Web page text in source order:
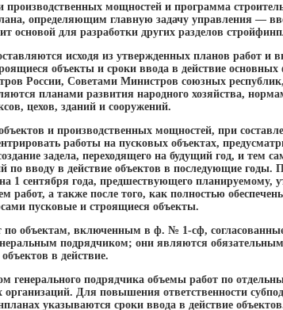
производственных мощностей и программа
определяющим главную задачу управления —
основой для разработки других разделов
исходя из утвержденных планов работ и
объекты и сроки ввода в действие
России, Советами Министров союзных
планами развития народного хозяйства,
цехов, зданий и сооружений.
и производственных мощностей, при
работы на пусковых объектах,
задела, переходящего на будущий год, и тем
по вводу в действие объектов в последующие
1 сентября года, предшествующего планируемому,
работ, а также после того, как полностью
пусковые и строящиеся объекты.
объектам, включенным в ф. № 1-сф,
подрядчиком; они являются
в действие.
генерального подрядчика объемы работ по
Для повышения ответственности
указываются сроки ввода в действие